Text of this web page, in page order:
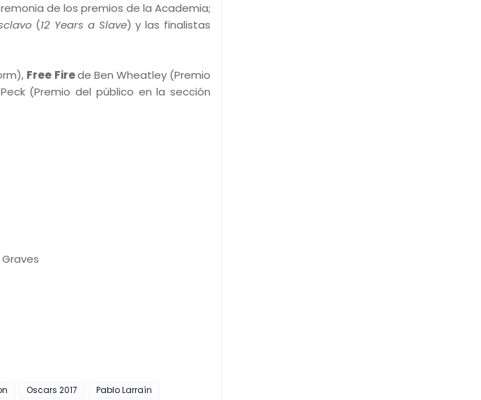
de los premios de la Academia;
(12 Years a Slave) y las finalistas
Free Firede Ben Wheatley (Premio
(Premio del público en la sección
Oscars 2017
Pablo Larraín